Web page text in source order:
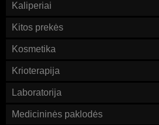
Kaliperiai
Kitos prekės
Kosmetika
Krioterapija
Laboratorija
Medicininės paklodės